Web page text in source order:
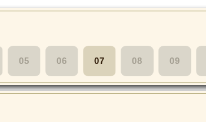
05 06 07 08 09